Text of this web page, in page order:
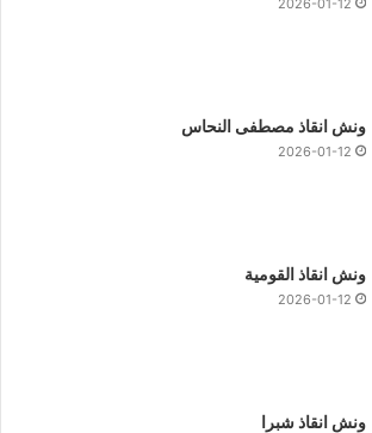
ونش انقاذ مصطفى النحاس
2026-01-12
ونش انقاذ القومية
2026-01-12
ونش انقاذ شبرا